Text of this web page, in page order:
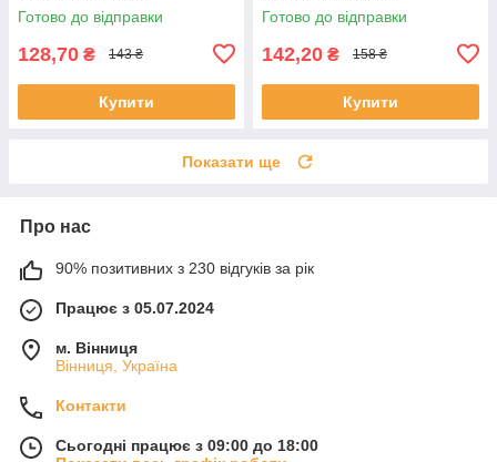
Готово до відправки
128,70 ₴ 143 ₴
Купити
Готово до відправки
142,20 ₴ 158 ₴
Купити
Показати ще
Про нас
90% позитивних з 230 відгуків за рік
Працює з 05.07.2024
м. Вінниця
Вінниця, Україна
Контакти
Сьогодні працює з 09:00 до 18:00